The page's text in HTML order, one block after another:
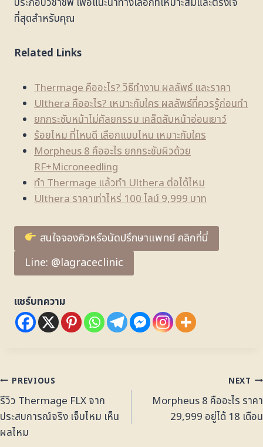
ที่สุดสำหรับคุณ
Related Links
Thermage คืออะไร? วิธีทำงาน ผลลัพธ์ และราคา
Ulthera คืออะไร? เหมาะกับใคร ผลลัพธ์ที่ควรรู้ก่อนทำ
ยกกระชับหน้าไม่ศัลยกรรม เคล็ดลับหน้าอ่อนเยาว์
ร้อยไหม ที่ไหนดี เลือกแบบไหน เหมาะกับใคร
Morpheus 8 คืออะไร ยกกระชับผิวด้วย
RF+Microneedling
ทำ Thermage แล้วทำ Ulthera ต่อได้ไหม
Ulthera ราคาเท่าไหร่ 100 ไลน์ 9,999 บาท
สนใจจองคิวหรือนัดปรึกษาแพทย์ คลิกที่นี่
Line: @lagraceclinic
แชร์บทความ
PREVIOUS
รีวิว Thermage FLX จาก
ประสบการณ์จริง เจ็บไหม เห็น
ผลไหม
NEXT
Morpheus 8 คืออะไร ราคา
29,999 อยู่ได้ 18 เดือน